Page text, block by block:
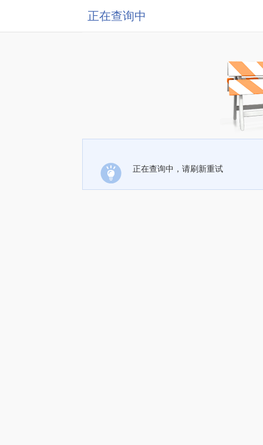
正在查询中
正在查询中，请刷新重试